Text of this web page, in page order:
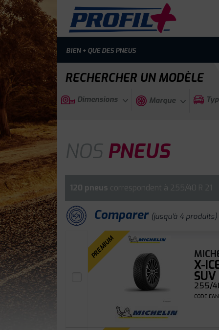
BIEN + QUE DES PNEUS
RECHERCHER UN MODÈLE
Dimensions Marque
NOS PNEUS
120 pneus correspondent à 255/40 R 21
Comparer (jusqu'à 4 produits)
PREMIUM
X-
SUV
255/
CODE